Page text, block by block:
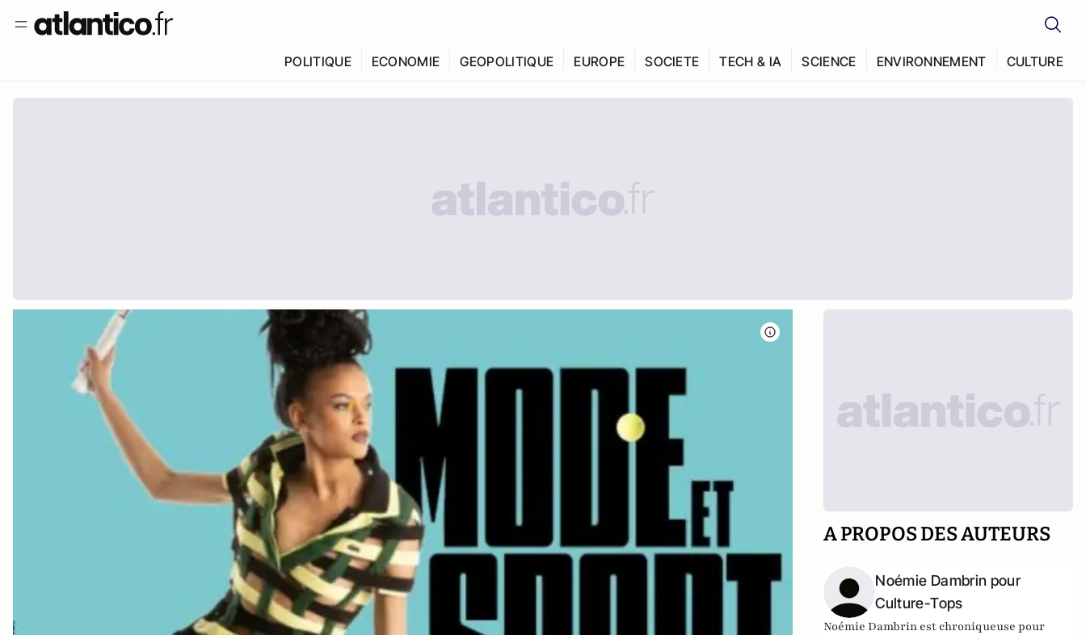
POLITIQUE ECONOMIE GEOPOLITIQUE EUROPE SOCIETE TECH & IA SCIENCE ENVIRONNEMENT CULTURE
A PROPOS DES AUTEURS
Noémie Dambrin pour
Culture-Tops
Noémie Dambrin est chroniqueuse pour